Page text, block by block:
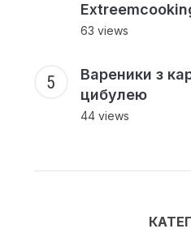
63 views
Вареники з
цибулею
44 views